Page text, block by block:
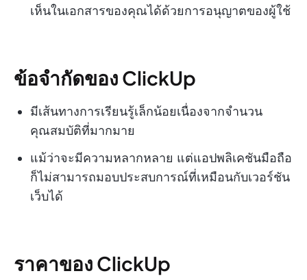
เห็นในเอกสารของคุณได้ด้วยการอนุญาตของผู้ใช้
ข้อจำกัดของ ClickUp
มีเส้นทางการเรียนรู้เล็กน้อยเนื่องจากจำนวน
คุณสมบัติที่มากมาย
แม้ว่าจะมีความหลากหลาย แต่แอปพลิเคชันมือถือ
ก็ไม่สามารถมอบประสบการณ์ที่เหมือนกับเวอร์ชัน
เว็บได้
ราคาของ ClickUp